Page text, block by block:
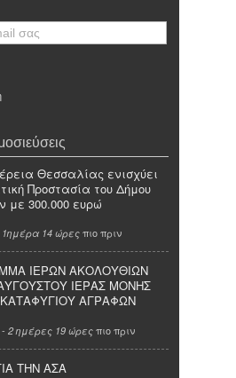
Θεσσαλίας ενισχύει
Προστασία του Δήμου
με 300.000 ευρώ
1ημέρα 14 ώρες πιο πριν
ΙΕΡΩΝ ΑΚΟΛΟΥΘΙΩΝ
ΙΕΡΑΣ ΜΟΝΗΣ
ΑΓΡΑΦΩΝ
- 2 ημέρες 19 ώρες πιο πριν
ΤΗΝ ΑΣΑ